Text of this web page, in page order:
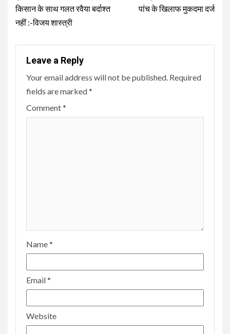
किसान के साथ गलत रवैया बर्दाश्त
नहीं :-विजय शास्त्री
पांच के खिलाफ मुकदमा दर्ज
Leave a Reply
Your email address will not be published. Required
fields are marked*
Comment*
Name*
Email*
Website